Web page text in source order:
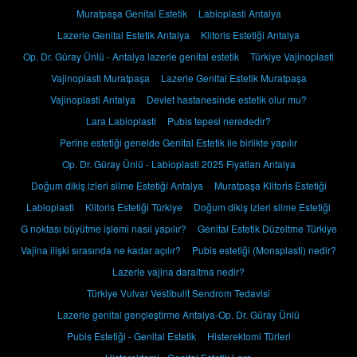
Muratpaşa Genital Estetik
Labioplasti Antalya
Lazerle Genital Estetik Antalya
Klitoris Estetiği Antalya
Op. Dr. Güray Ünlü - Antalya lazerle genital estetik
Türkiye Vajinoplasti
Vajinoplasti Muratpaşa
Lazerle Genital Estetik Muratpaşa
Vajinoplasti Antalya
Devlet hastanesinde estetik olur mu?
Lara Labioplasti
Pubis tepesi nerededir?
Perine estetiği genelde Genital Estetik ile birlikte yapılır
Op. Dr. Güray Ünlü - Labioplasti 2025 Fiyatları Antalya
Doğum dikiş izleri silme Estetiği Antalya
Muratpaşa Klitoris Estetiği
Labioplasti
Klitoris Estetiği Türkiye
Doğum dikiş izleri silme Estetiği
G noktası büyütme işlemi nasıl yapılır?
Genital Estetik Düzeltme Türkiye
Vajina ilişki sırasında ne kadar açılır?
Pubis estetiği (Monsplasti) nedir?
Lazerle vajina daraltma nedir?
Türkiye Vulvar Vestibulit Sendrom Tedavisi
Lazerle genital gençleştirme Antalya-Op. Dr. Güray Ünlü
Pubis Estetiği - Genital Estetik
Histerektomi Türleri